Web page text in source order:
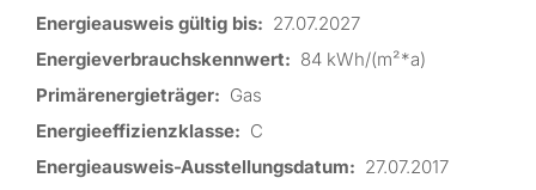
Energieausweis gültig bis: 27.07.2027
Energieverbrauchskennwert: 84 kWh/(m²*a)
Primärenergieträger: Gas
Energieeffizienzklasse: C
Energieausweis-Ausstellungsdatum: 27.07.2017